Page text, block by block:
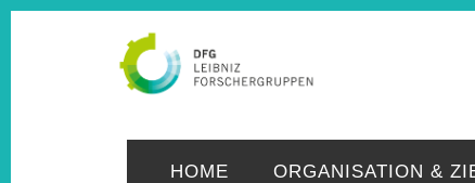
HOME ORGANISATION &